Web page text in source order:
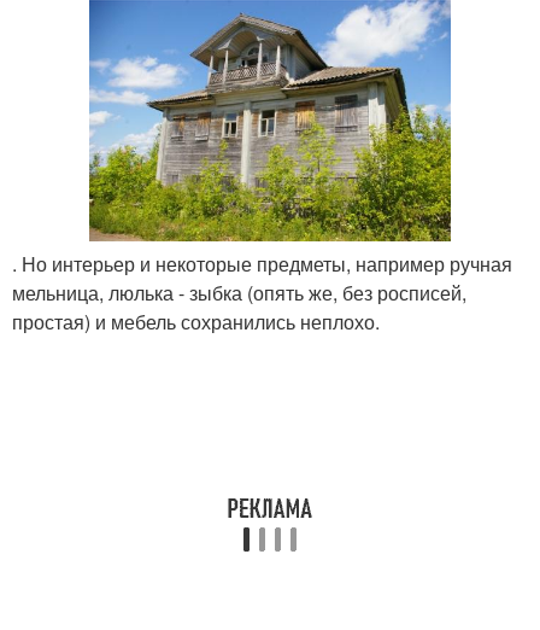
. Но интерьер и некоторые предметы, например ручная
мельница, люлька - зыбка (опять же, без росписей,
простая) и мебель сохранились неплохо.